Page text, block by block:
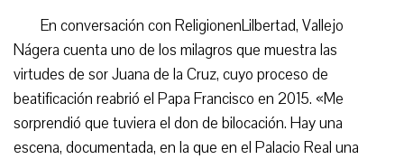
En conversación con ReligionenLilbertad, Vallejo
Nágera cuenta uno de los milagros que muestra las
virtudes de sor Juana de la Cruz, cuyo proceso de
beatificación reabrió el Papa Francisco en 2015. «Me
sorprendió que tuviera el don de bilocación. Hay una
escena, documentada, en la que en el Palacio Real una